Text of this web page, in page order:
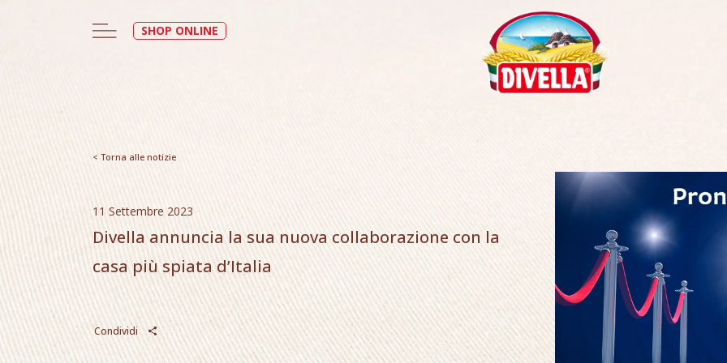
SHOP ONLINE
< Torna alle notizie
11 Settembre 2023
Divella annuncia la sua nuova collaborazione con la
casa più spiata d’Italia
Condividi